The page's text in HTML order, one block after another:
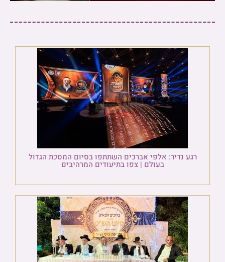
רגע נדיר: אלפי אברכים השתתפו בסיום המסכת הגדול
בעולם | צפו בתיעודים המרהיבים